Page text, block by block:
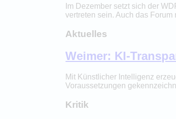
Im Dezember setzt sich der
vertreten sein. Auch das
Aktuelles
Weimer: KI-
Mit Künstlicher Intelligenz
Voraussetzungen
Kritik